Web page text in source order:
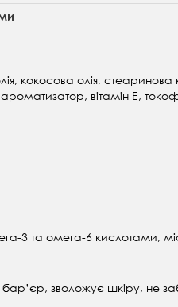
кокосова олія,
вітамін Е,
3 та омега-6 кислотами,
зволожує шкіру, не